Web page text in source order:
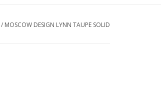
/ MOSCOW DESIGN LYNN TAUPE SOLID